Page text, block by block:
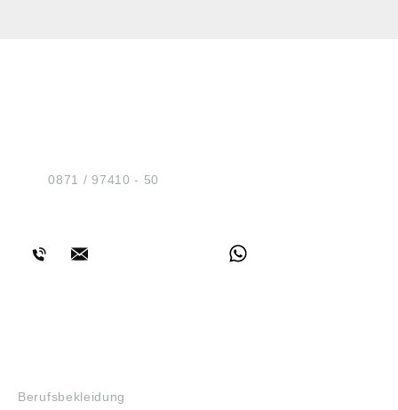
Tel.:0871 / 97410 - 50
Berufsbekleidung